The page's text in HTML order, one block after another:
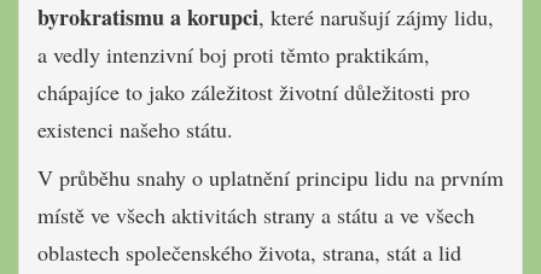
byrokratismu a korupci, které narušují zájmy lidu,
a vedly intenzivní boj proti těmto praktikám,
chápajíce to jako záležitost životní důležitosti pro
existenci našeho státu.
V průběhu snahy o uplatnění principu lidu na prvním
místě ve všech aktivitách strany a státu a ve všech
oblastech společenského života, strana, stát a lid